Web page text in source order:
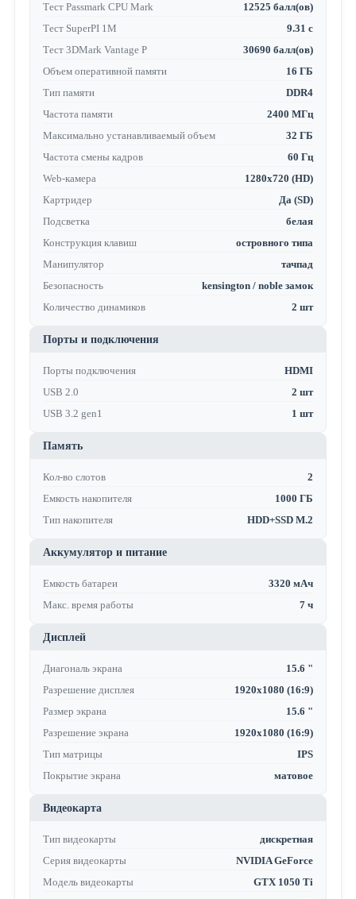
Тест Passmark CPU Mark
12525 балл(ов)
Тест SuperPI 1M
9.31 с
Тест 3DMark Vantage P
30690 балл(ов)
Объем оперативной памяти
16 ГБ
Тип памяти
DDR4
Частота памяти
2400 МГц
Максимально устанавливаемый объем
32 ГБ
Частота смены кадров
60 Гц
Web-камера
1280x720 (HD)
Картридер
Да (SD)
Подсветка
белая
Конструкция клавиш
островного типа
Манипулятор
тачпад
Безопасность
kensington / noble замок
Количество динамиков
2 шт
Порты и подключения
Порты подключения
HDMI
USB 2.0
2 шт
USB 3.2 gen1
1 шт
Память
Кол-во слотов
2
Емкость накопителя
1000 ГБ
Тип накопителя
HDD+SSD M.2
Аккумулятор и питание
Емкость батареи
3320 мАч
Макс. время работы
7 ч
Дисплей
Диагональ экрана
15.6 "
Разрешение дисплея
1920x1080 (16:9)
Размер экрана
15.6 "
Разрешение экрана
1920x1080 (16:9)
Тип матрицы
IPS
Покрытие экрана
матовое
Видеокарта
Тип видеокарты
дискретная
Серия видеокарты
NVIDIA GeForce
Модель видеокарты
GTX 1050 Ti